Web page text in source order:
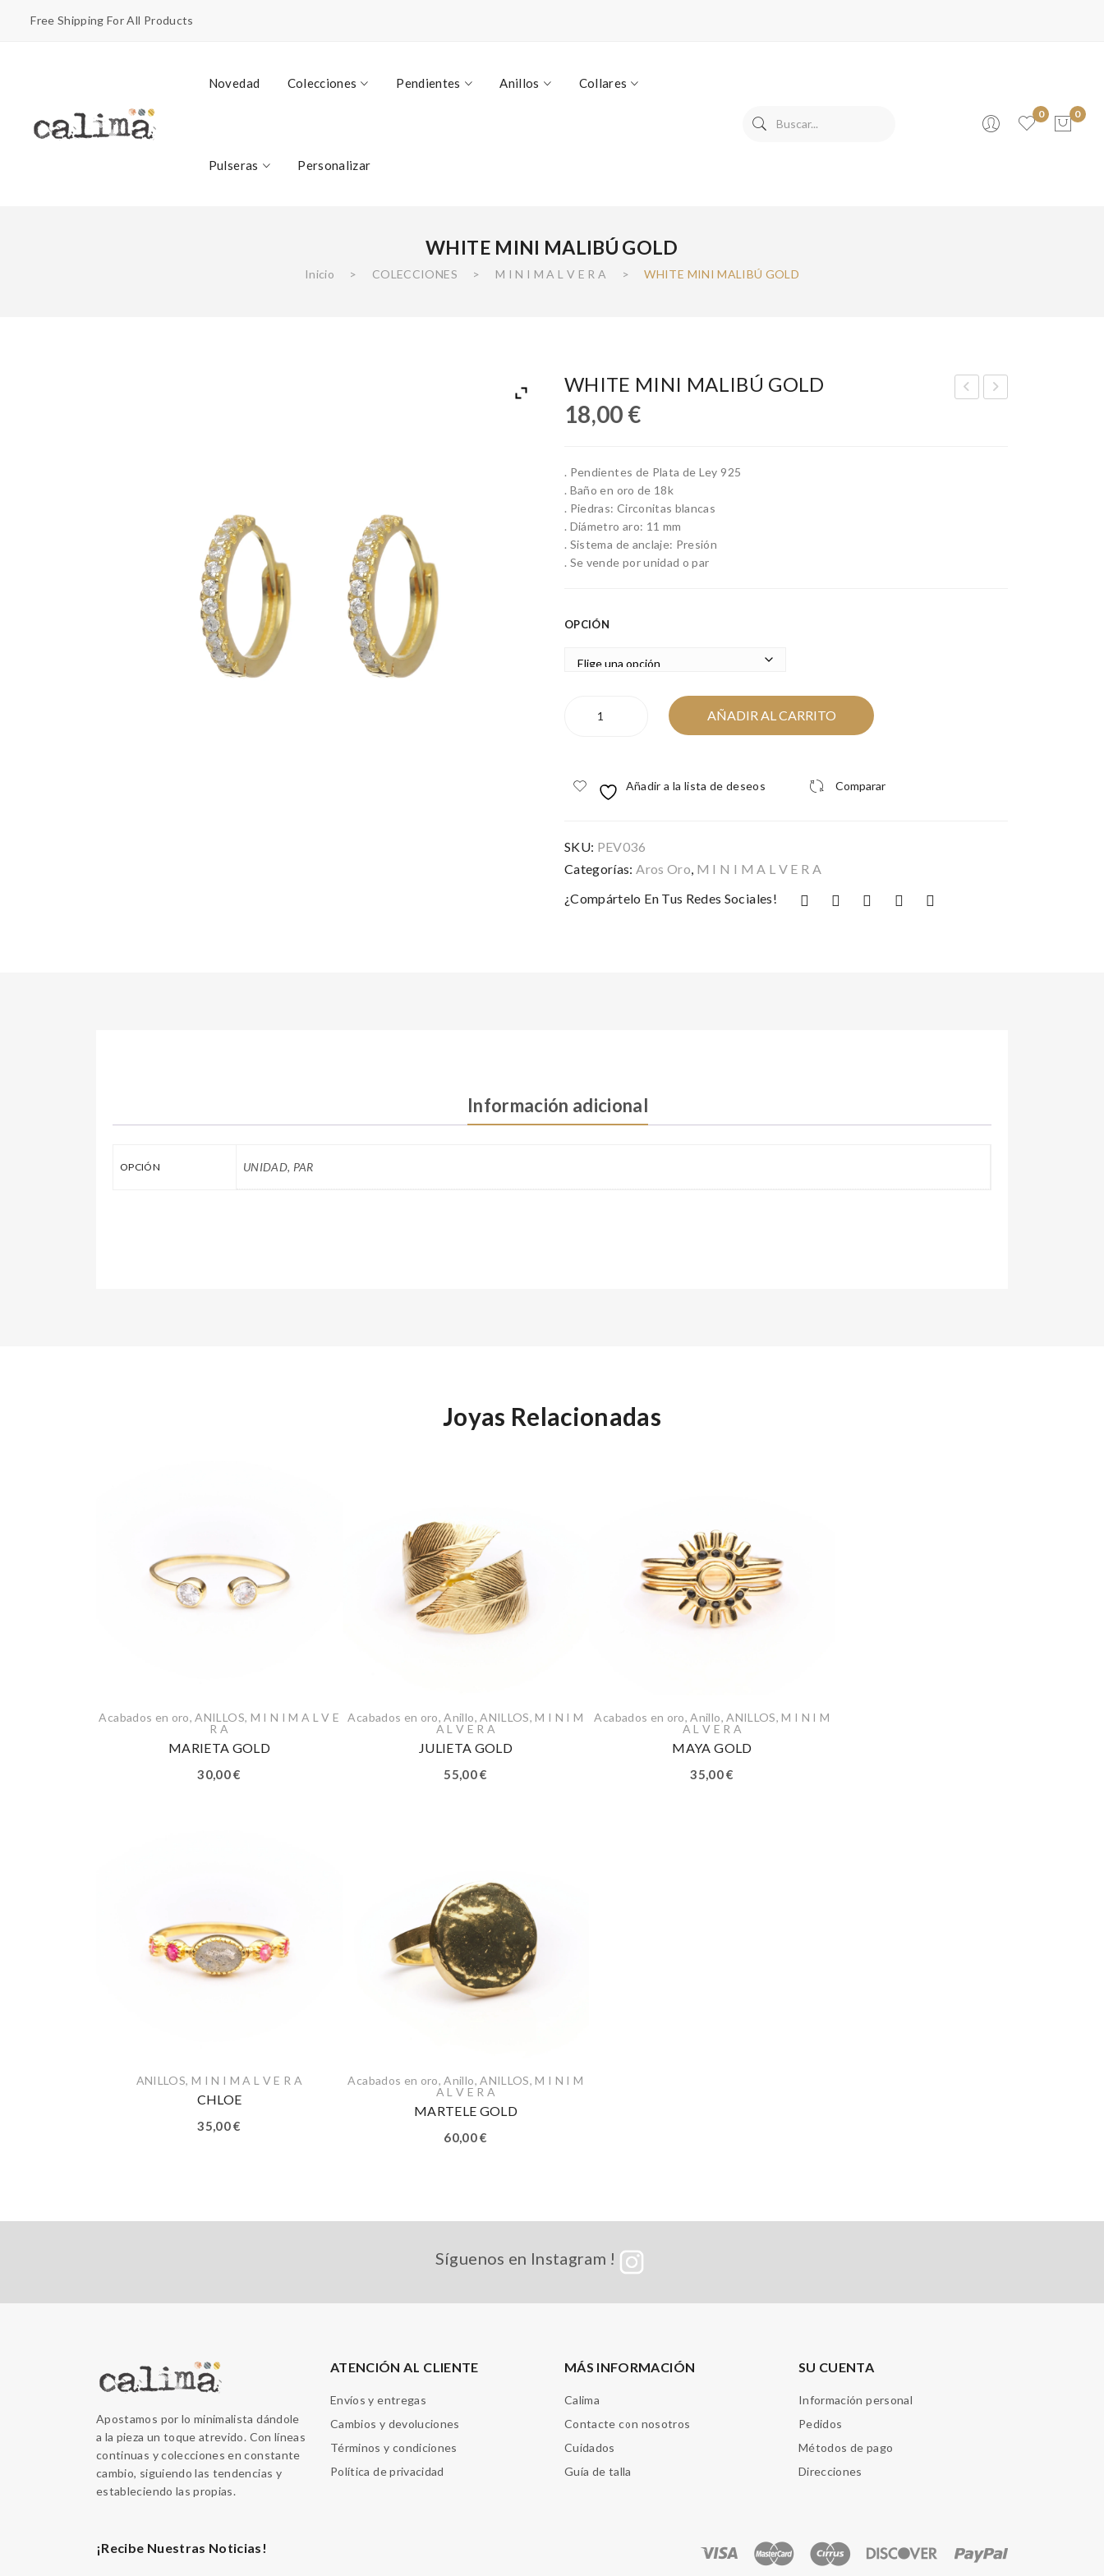
Free Shipping For All Products
Novedad Colecciones Pendientes Anillos Collares
Pulseras Personalizar
0
0
WHITE MINI MALIBÚ GOLD
Inicio > COLECCIONES > M I N I M A L V E R A > WHITE MINI MALIBÚ GOLD
WHITE MINI MALIBÚ GOLD
18,00 €
. Pendientes de Plata de Ley 925
. Baño en oro de 18k
. Piedras: Circonitas blancas
. Diámetro aro: 11 mm
. Sistema de anclaje: Presión
. Se vende por unidad o par
OPCIÓN
cantidad
AÑADIR AL CARRITO
Añadir a la lista de deseos Comparar
SKU: PEV036
Categorías:Aros Oro, M I N I M A L V E R A
¿Compártelo En Tus Redes Sociales!
Información adicional
OPCIÓN UNIDAD, PAR
Joyas Relacionadas
Acabados en oro,ANILLOS, M I N I M A L V E
R A
MARIETA GOLD
30,00€
Acabados en oro,Anillo,ANILLOS,M I N I M
A L V E R A
JULIETA GOLD
55,00€
Acabados en oro,Anillo,ANILLOS,M I N I M
A L V E R A
MAYA GOLD
35,00€
ANILLOS, M I N I M A L V E R A
CHLOE
35,00€
Acabados en oro,Anillo,ANILLOS,M I N I M
A L V E R A
MARTELE GOLD
60,00€
Síguenos en Instagram !
Apostamos por lo minimalista dándole
a la pieza un toque atrevido. Con líneas
continuas y colecciones en constante
cambio, siguiendo las tendencias y
estableciendo las propias.
ATENCIÓN AL CLIENTE
Envíos y entregas
Cambios y devoluciones
Términos y condiciones
Política de privacidad
MÁS INFORMACIÓN
Calima
Contacte con nosotros
Cuidados
Guía de talla
SU CUENTA
Información personal
Pedidos
Métodos de pago
Direcciones
¡Recibe Nuestras Noticias!